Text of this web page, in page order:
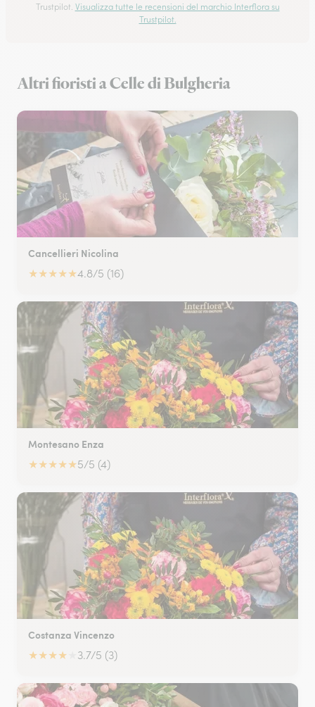
Trustpilot. Visualizza tutte le recensioni del marchio Interflora su
Trustpilot.
Altri fioristi a Celle di Bulgheria
Cancellieri Nicolina
★★★★★4.8/5 (16)
Montesano Enza
★★★★★5/5 (4)
Costanza Vincenzo
★★★★ 3.7/5 (3)